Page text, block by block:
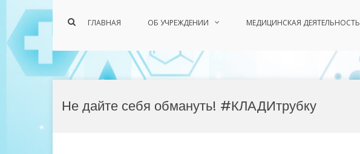
содержимому
ГЛАВНАЯ ОБ УЧРЕЖДЕНИИ МЕДИЦИНСКАЯ ДЕЯТЕЛЬНОСТЬ
Показать
Не дайте себя обмануть! #КЛАДИтрубку